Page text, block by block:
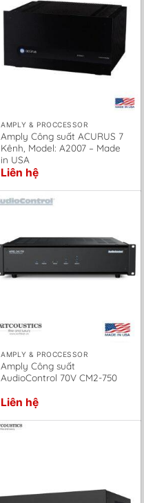
AMPLY & PROCCESSOR
Amply Công suất ACURUS 7
Kênh, Model: A2007 – Made
in USA
Liên hệ
AMPLY & PROCCESSOR
Amply Công suất
AudioControl 70V CM2-750
Liên hệ